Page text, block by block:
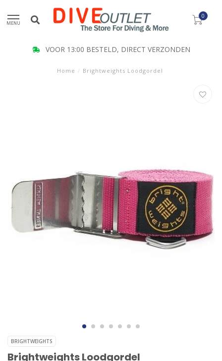
MENU
0
VOOR 13:00 BESTELD, DIRECT VERZONDEN
Home / Brightweights Loodgordel
BRIGHTWEIGHTS
Brightweights Loodgordel